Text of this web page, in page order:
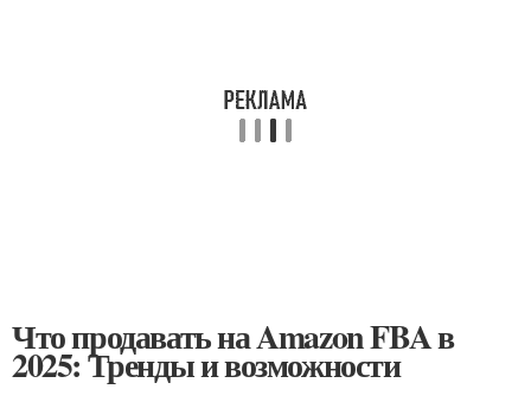
Что продавать на Amazon FBA в
2025: Тренды и возможности